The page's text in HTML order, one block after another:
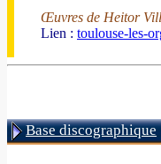
Œuvres de Heitor
Lien : toulouse-les-
Base discographique